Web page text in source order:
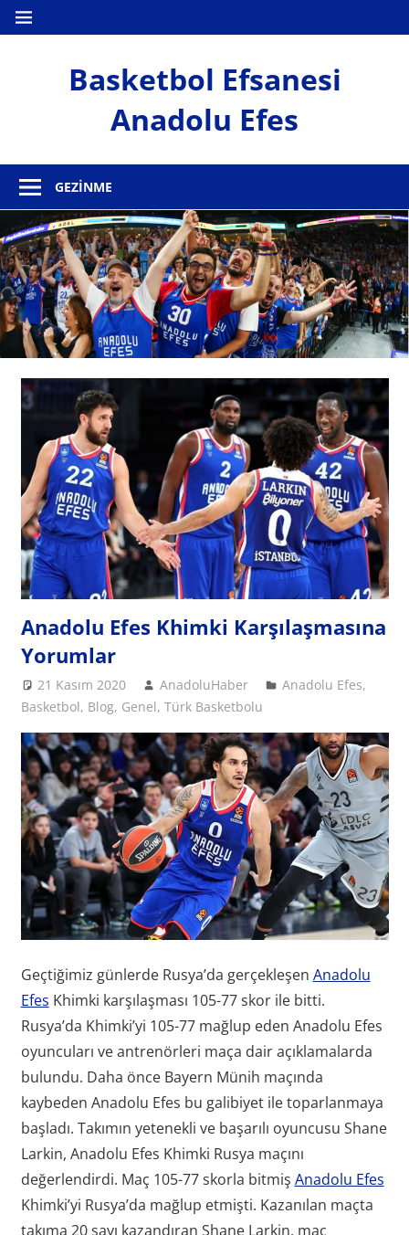
İçeriğe
geç MENÜ
Basketbol Efsanesi
Anadolu Efes
Efes
Sitesi
GEZINME
Anadolu Efes Khimki Karşılaşmasına
Yorumlar
21 Kasım 2020 AnadoluHaber Anadolu Efes,
Basketbol, Blog, Genel, Türk Basketbolu
Geçtiğimiz günlerde Rusya’da gerçekleşen Anadolu
Efes Khimki karşılaşması 105-77 skor ile bitti.
Rusya’da Khimki’yi 105-77 mağlup eden Anadolu Efes
oyuncuları ve antrenörleri maça dair açıklamalarda
bulundu. Daha önce Bayern Münih maçında
kaybeden Anadolu Efes bu galibiyet ile toparlanmaya
başladı. Takımın yetenekli ve başarılı oyuncusu Shane
Larkin, Anadolu Efes Khimki Rusya maçını
değerlendirdi. Maç 105-77 skorla bitmiş Anadolu Efes
Khimki’yi Rusya’da mağlup etmişti. Kazanılan maçta
takıma 20 sayı kazandıran Shane Larkin, maç